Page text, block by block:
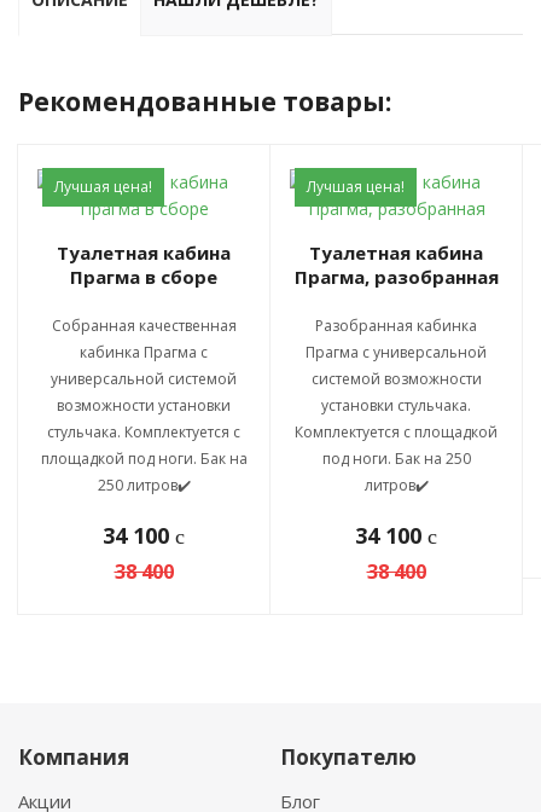
Рекомендованные товары:
Лучшая цена!
Туалетная кабина
Прагма в сборе
Собранная качественная
кабинка Прагма с
универсальной системой
возможности установки
стульчака. Комплектуется с
площадкой под ноги. Бак на
250 литров✔️
34 100 c
38 400
Лучшая цена!
Туалетная кабина
Прагма, разобранная
Разобранная кабинка
Прагма с универсальной
системой возможности
установки стульчака.
Комплектуется с площадкой
под ноги. Бак на 250
литров✔️
34 100 c
38 400
Компания
Акции
Покупателю
Блог